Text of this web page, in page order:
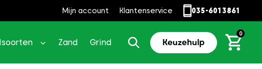
Zand Grind Keuzehulp
0
Mijn account Klantenservice 035-6013861